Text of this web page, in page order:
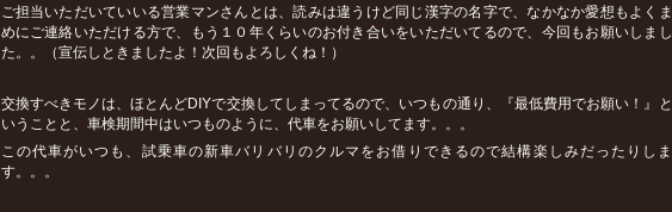
ご担当いただいていいる営業マンさんとは、読みは違うけど同じ漢字の名字で、なかなか愛想もよくま
めにご連絡いただける方で、もう１０年くらいのお付き合いをいただいてるので、今回もお願いしまし
た。。（宣伝しときましたよ！次回もよろしくね！）
交換すべきモノは、ほとんどDIYで交換してしまってるので、いつもの通り、『最低費用でお願い！』と
いうことと、車検期間中はいつものように、代車をお願いしてます。。。
この代車がいつも、試乗車の新車バリバリのクルマをお借りできるので結構楽しみだったりしま
す。。。